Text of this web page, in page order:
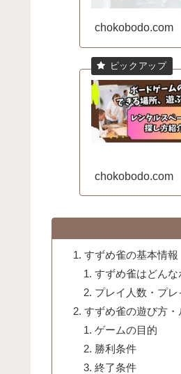
chokobodo.com
chokobodo.com
すずめ雀の基本情報
すずめ雀はどんな
プレイ人数・プレ
すずめ雀の遊び方・
ゲームの目的
勝利条件
終了条件